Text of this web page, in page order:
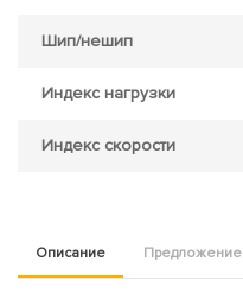
Шип/нешип
Индекс нагрузки
Индекс скорости
Описание Предложение